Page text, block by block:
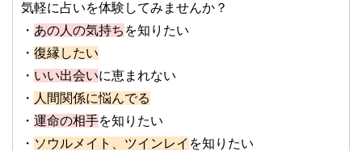
気軽に占いを体験してみませんか？
・ あの人の気持ち を知りたい
・ 復縁したい
・ いい出会いに恵まれない
・ 人間関係に悩んでる
・ 運命の相手を知りたい
・ ソウルメイト、ツインレイ を知りたい